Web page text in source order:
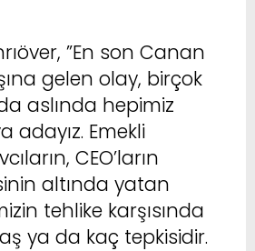
”En son Canan
gelen olay, birçok
aslında hepimiz
adayız. Emekli
CEO’ların
altında yatan
tehlike karşısında
ya da kaç tepkisidir.